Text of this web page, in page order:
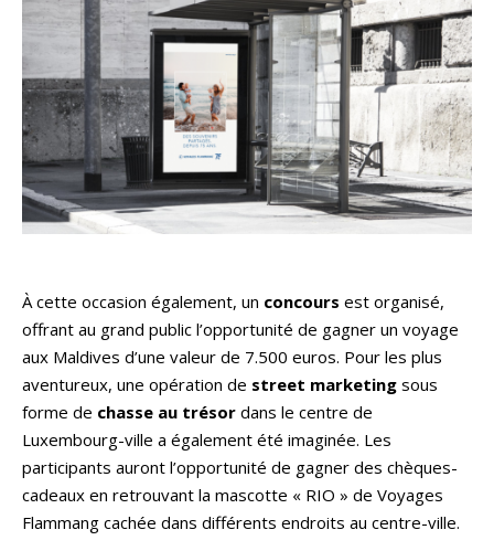
À cette occasion également, un concours est organisé,
offrant au grand public l’opportunité de gagner un voyage
aux Maldives d’une valeur de 7.500 euros. Pour les plus
aventureux, une opération de street marketing sous
forme de chasse au trésor dans le centre de
Luxembourg-ville a également été imaginée. Les
participants auront l’opportunité de gagner des chèques-
cadeaux en retrouvant la mascotte « RIO » de Voyages
Flammang cachée dans différents endroits au centre-ville.